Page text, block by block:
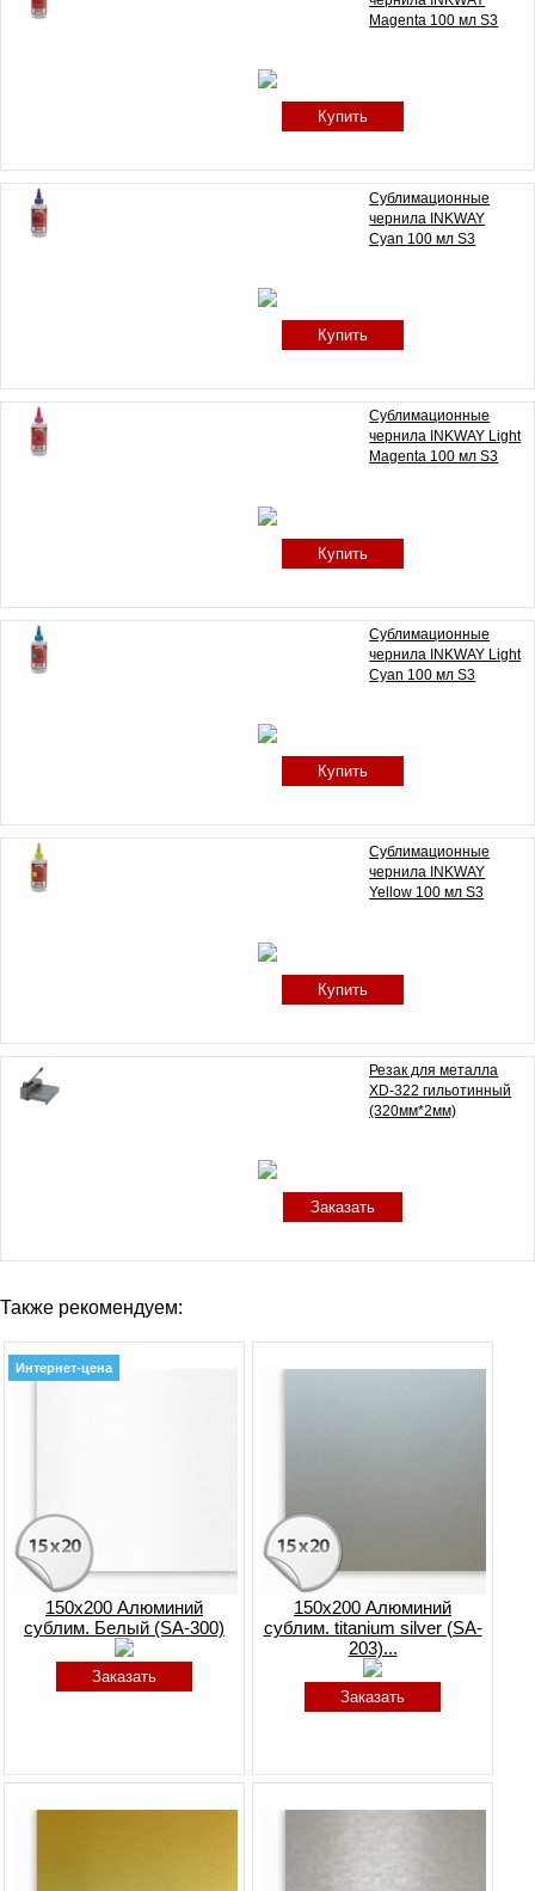
Magenta 100 мл S3
Купить
Сублимационные
чернила INKWAY
Cyan 100 мл S3
Купить
Сублимационные
чернила INKWAY Light
Magenta 100 мл S3
Купить
Сублимационные
чернила INKWAY Light
Cyan 100 мл S3
Купить
Сублимационные
чернила INKWAY
Yellow 100 мл S3
Купить
Резак для металла
XD-322 гильотинный
(320мм*2мм)
Заказать
Также рекомендуем:
Интернет-цена
150x200 Алюминий
сублим. Белый (SA-300)
Заказать
150x200 Алюминий
сублим. titanium silver (SA-
203)...
Заказать